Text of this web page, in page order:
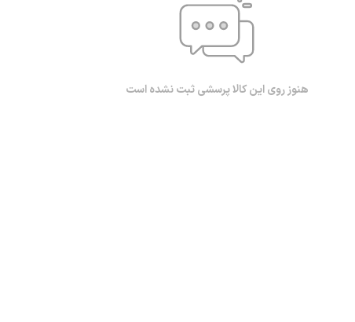
هنوز روی این کالا پرسشی ثبت نشده است